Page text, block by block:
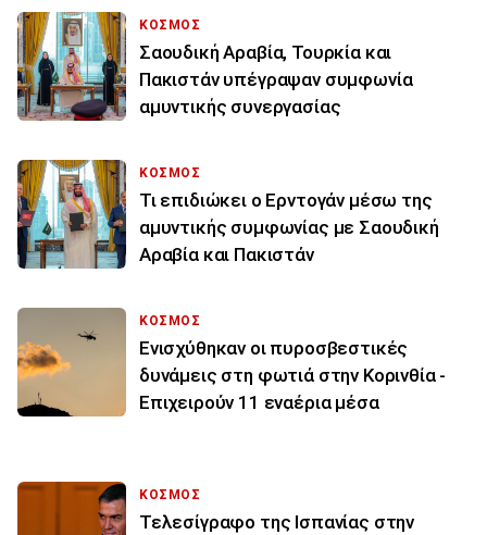
ΚΟΣΜΟΣ
Σαουδική Αραβία, Τουρκία και
Πακιστάν υπέγραψαν συμφωνία
αμυντικής συνεργασίας
ΚΟΣΜΟΣ
Τι επιδιώκει ο Ερντογάν μέσω της
αμυντικής συμφωνίας με Σαουδική
Αραβία και Πακιστάν
ΚΟΣΜΟΣ
Ενισχύθηκαν οι πυροσβεστικές
δυνάμεις στη φωτιά στην Κορινθία -
Επιχειρούν 11 εναέρια μέσα
ΚΟΣΜΟΣ
Τελεσίγραφο της Ισπανίας στην